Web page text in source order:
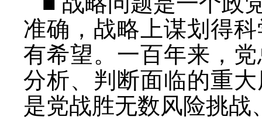
准确，战略上谋划得
有希望。一百年来，
分析、判断面临的重
是党战胜无数风险挑